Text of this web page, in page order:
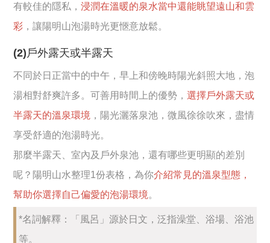
有較佳的隱私，浸潤在溫暖的泉水當中還能眺望遠山和雲
彩 ，讓陽明山泡湯時光更愜意放鬆。
(2)戶外露天或半露天
不同於日正當中的中午，早上和傍晚時陽光斜照大地，泡
湯相對舒爽許多。可善用時間上的優勢，選擇戶外露天或
半露天的溫泉環境 ，陽光灑落泉池，微風徐徐吹來，盡情
享受舒適的泡湯時光。
那麼半露天、室內及戶外泉池，還有哪些更明顯的差別
呢？陽明山水整理1份表格，為你介紹常見的溫泉型態，
幫助你選擇自己偏愛的泡湯環境。
*名詞解釋：「風呂」源於日文，泛指澡堂、浴場、浴池
等。